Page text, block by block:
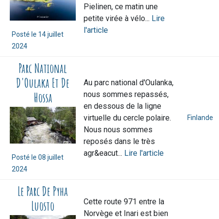
Posté le 14 juillet
2024
Pielinen, ce matin une
petite virée à vélo... Lire
l'article
Parc National
D'Oulaka Et De
Hossa
Posté le 08 juillet
2024
Au parc national d'Oulanka,
nous sommes repassés,
en dessous de la ligne
virtuelle du cercle polaire.
Nous nous sommes
reposés dans le très
agr&eacut... Lire l'article
Finlande
Le Parc De Pyha
Luosto
Cette route 971 entre la
Norvège et Inari est bien